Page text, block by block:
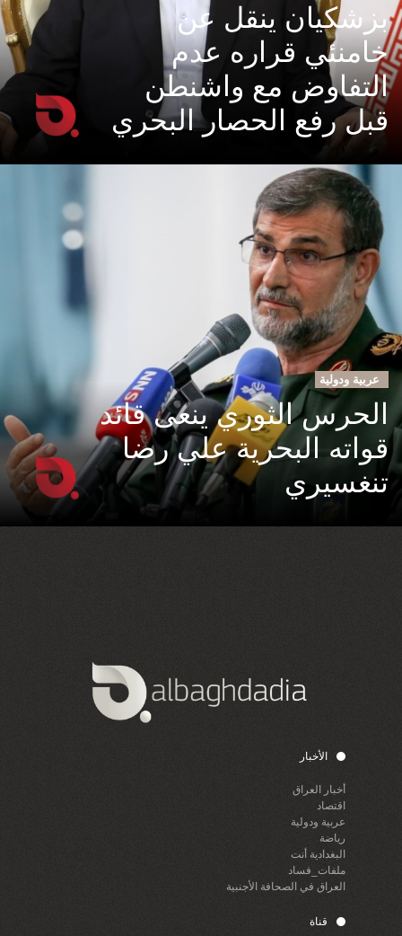
بزشكيان ينقل عن
خامنئي قراره عدم
التفاوض مع واشنطن
قبل رفع الحصار البحري
عربية ودولية
الحرس الثوري ينعى قائد
قواته البحرية علي رضا
تنغسيري
الأخبار
أخبار العراق
اقتصاد
عربية ودولية
رياضة
البغدادية أنت
ملفات_فساد
العراق في الصحافة الأجنبية
قناة